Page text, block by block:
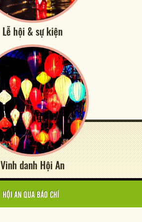
Lễ hội & sự kiện
Vinh danh Hội An
HỘI AN QUA BÁO CHÍ